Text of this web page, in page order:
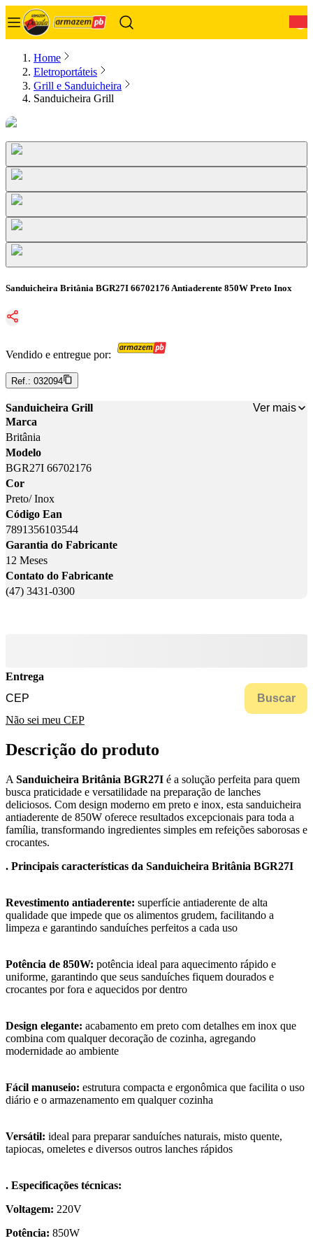
Home
Eletroportáteis
Grill e Sanduicheira
Sanduicheira Grill
Sanduicheira Britânia BGR27I 66702176 Antiaderente 850W Preto Inox
Vendido e entregue por:
Ref.: 032094
Sanduicheira Grill
Ver mais
Marca
Britânia
Modelo
BGR27I 66702176
Cor
Preto/ Inox
Código Ean
7891356103544
Garantia do Fabricante
12 Meses
Contato do Fabricante
(47) 3431-0300
Entrega
Buscar
Não sei meu CEP
Descrição do produto
A Sanduicheira Britânia BGR27I é a solução perfeita para quem
busca praticidade e versatilidade na preparação de lanches
deliciosos. Com design moderno em preto e inox, esta sanduicheira
antiaderente de 850W oferece resultados excepcionais para toda a
família, transformando ingredientes simples em refeições saborosas e
crocantes.
. Principais características da Sanduicheira Britânia BGR27I
Revestimento antiaderente: superfície antiaderente de alta
qualidade que impede que os alimentos grudem, facilitando a
limpeza e garantindo sanduíches perfeitos a cada uso
Potência de 850W: potência ideal para aquecimento rápido e
uniforme, garantindo que seus sanduíches fiquem dourados e
crocantes por fora e aquecidos por dentro
Design elegante: acabamento em preto com detalhes em inox que
combina com qualquer decoração de cozinha, agregando
modernidade ao ambiente
Fácil manuseio: estrutura compacta e ergonômica que facilita o uso
diário e o armazenamento em qualquer cozinha
Versátil: ideal para preparar sanduíches naturais, misto quente,
tapiocas, omeletes e diversos outros lanches rápidos
. Especificações técnicas:
Voltagem: 220V
Potência: 850W